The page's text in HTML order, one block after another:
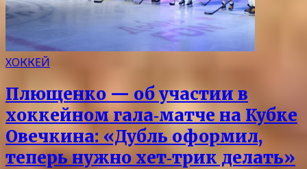
ХОККЕЙ
Плющенко — об участии в
хоккейном гала‑матче на Кубке
Овечкина: «Дубль оформил,
теперь нужно хет‑трик делать»